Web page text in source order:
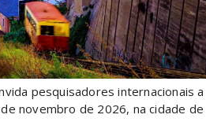
pesquisadores internacionais a
novembro de 2026, na cidade de